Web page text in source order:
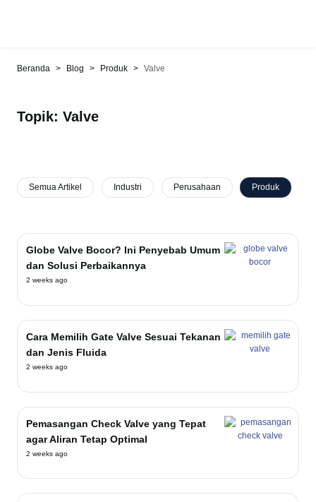
Beranda > Blog > Produk > Valve
Topik: Valve
Semua Artikel Industri Perusahaan Produk
Globe Valve Bocor? Ini Penyebab Umum
dan Solusi Perbaikannya
2 weeks ago
Cara Memilih Gate Valve Sesuai Tekanan
dan Jenis Fluida
2 weeks ago
Pemasangan Check Valve yang Tepat
agar Aliran Tetap Optimal
2 weeks ago